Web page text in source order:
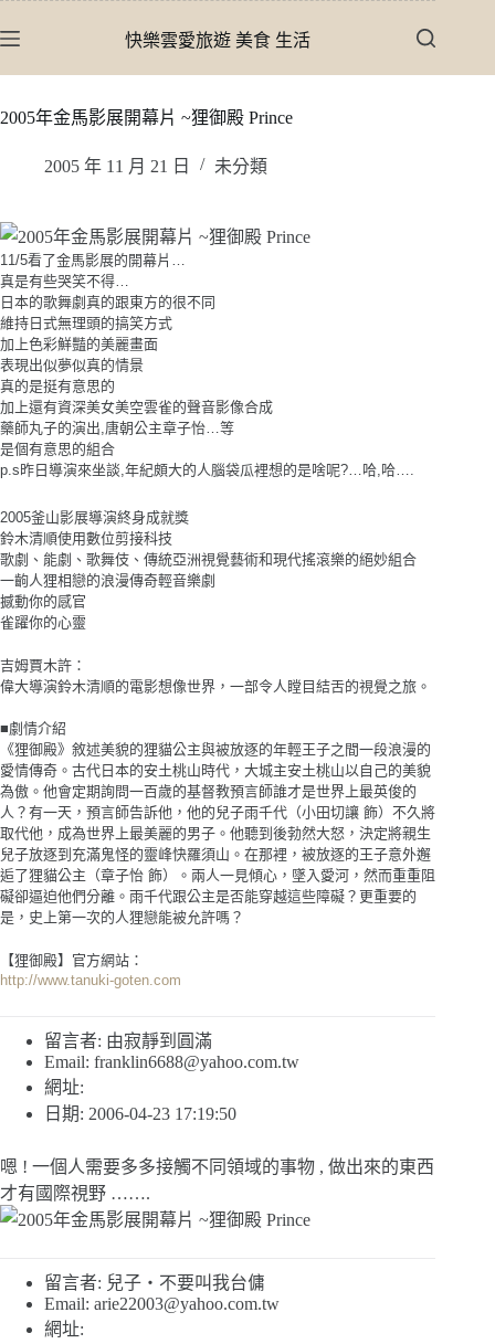
至
內
快樂雲愛旅遊 美食 生活
2005年金馬影展開幕片 ~狸御殿 Prince
2005 年 11 月 21 日 未分類
11/5看了金馬影展的開幕片…
真是有些哭笑不得…
日本的歌舞劇真的跟東方的很不同
維持日式無理頭的搞笑方式
加上色彩鮮豔的美麗畫面
表現出似夢似真的情景
真的是挺有意思的
加上還有資深美女美空雲雀的聲音影像合成
藥師丸子的演出,唐朝公主章子怡…等
是個有意思的組合
p.s昨日導演來坐談,年紀頗大的人腦袋瓜裡想的是啥呢?…哈,哈….
2005釜山影展導演終身成就獎
鈴木清順使用數位剪接科技
歌劇、能劇、歌舞伎、傳統亞洲視覺藝術和現代搖滾樂的絕妙組合
一齣人狸相戀的浪漫傳奇輕音樂劇
撼動你的感官
雀躍你的心靈
吉姆賈木許：
偉大導演鈴木清順的電影想像世界，一部令人瞠目結舌的視覺之旅。
■劇情介紹
《狸御殿》敘述美貌的狸貓公主與被放逐的年輕王子之間一段浪漫的
愛情傳奇。古代日本的安土桃山時代，大城主安土桃山以自己的美貌
為傲。他會定期詢問一百歲的基督教預言師誰才是世界上最英俊的
人？有一天，預言師告訴他，他的兒子雨千代（小田切讓 飾）不久將
取代他，成為世界上最美麗的男子。他聽到後勃然大怒，決定將親生
兒子放逐到充滿鬼怪的靈峰快羅須山。在那裡，被放逐的王子意外邂
逅了狸貓公主（章子怡 飾）。兩人一見傾心，墜入愛河，然而重重阻
礙卻逼迫他們分離。雨千代跟公主是否能穿越這些障礙？更重要的
是，史上第一次的人狸戀能被允許嗎？
【狸御殿】官方網站：
http://www.tanuki-goten.com
留言者: 由寂靜到圓滿
Email: franklin6688@yahoo.com.tw
網址:
日期: 2006-04-23 17:19:50
嗯 ! 一個人需要多多接觸不同領域的事物 , 做出來的東西
才有國際視野 …….
留言者: 兒子‧不要叫我台傭
Email: arie22003@yahoo.com.tw
網址: